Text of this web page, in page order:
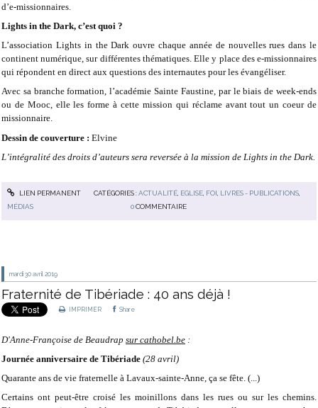
d’e-missionnaires.
Lights in the Dark, c’est quoi ?
L’association Lights in the Dark ouvre chaque année de nouvelles rues dans le
continent numérique, sur différentes thématiques. Elle y place des e-missionnaires
qui répondent en direct aux questions des internautes pour les évangéliser.
Avec sa branche formation, l’académie Sainte Faustine, par le biais de week-ends
ou de Mooc, elle les forme à cette mission qui réclame avant tout un coeur de
missionnaire.
Dessin de couverture : Elvine
L’intégralité des droits d’auteurs sera reversée à la mission de Lights in the Dark.
LIEN PERMANENT CATÉGORIES :ACTUALITÉ, EGLISE, FOI LIVRES - PUBLICATIONS,
MÉDIAS
0 COMMENTAIRE
mardi 30 avril 2019
Fraternité de Tibériade : 40 ans déjà !
IMPRIMER Share
D'Anne-Françoise de Beaudrap sur cathobel.be :
Journée anniversaire de Tibériade (28 avril)
Quarante ans de vie fraternelle à Lavaux-sainte-Anne, ça se fête. (...)
Certains ont peut-être croisé les moinillons dans les rues ou sur les chemins.